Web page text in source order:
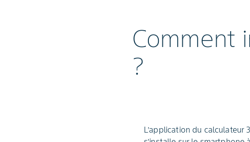
Comment
?
L’application du calculateur